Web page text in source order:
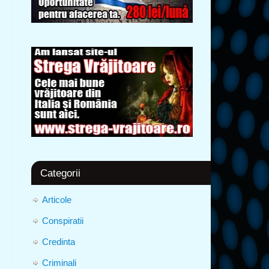
Categorii
Articole
Conspiratii
Credinta
Criminali